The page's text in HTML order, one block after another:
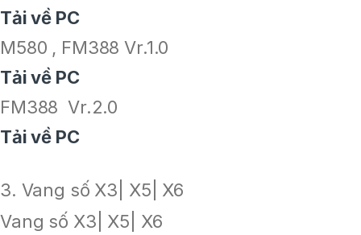
Tải về PC
M580 , FM388 Vr.1.0
Tải về PC
FM388 Vr.2.0
Tải về PC
3. Vang số X3| X5| X6
Vang số X3| X5| X6